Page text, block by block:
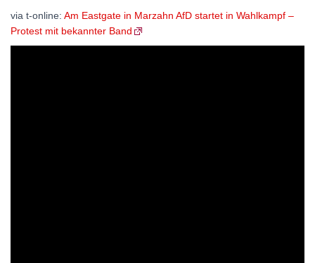
via t-online: Am Eastgate in Marzahn AfD startet in Wahlkampf –
Protest mit bekannter Band